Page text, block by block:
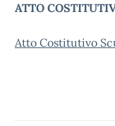
ATTO
Atto Costitutivo